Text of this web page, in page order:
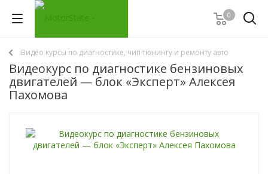
0
Видео курсы по диагностике, чип тюнингу и ремонту авто
Видеокурс по диагностике бензиновых
двигателей — блок «Эксперт» Алексея
Пахомова